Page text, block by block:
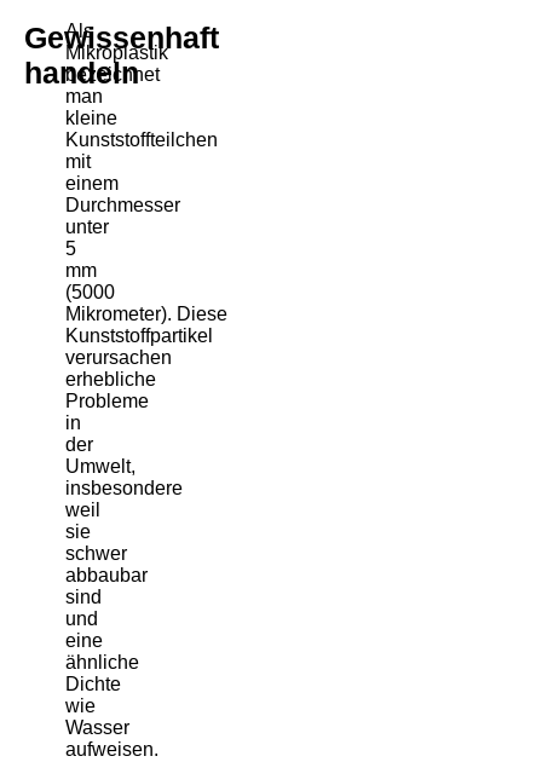
Gewissenhaft
handeln
Als
Mikroplastik
bezeichnet
man
kleine
Kunststoffteilchen
mit
einem
Durchmesser
unter
5
mm
(5000
Mikrometer). Diese
Kunststoffpartikel
verursachen
erhebliche
Probleme
in
der
Umwelt,
insbesondere
weil
sie
schwer
abbaubar
sind
und
eine
ähnliche
Dichte
wie
Wasser
aufweisen.